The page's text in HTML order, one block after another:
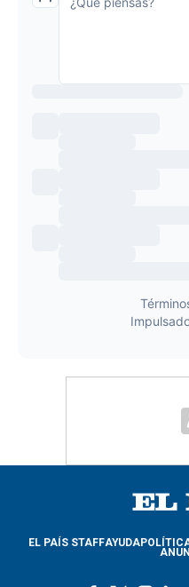
EL PAÍS STAFFAYUDA